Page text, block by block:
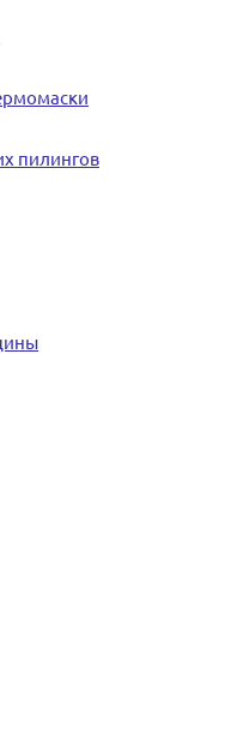
пилингов